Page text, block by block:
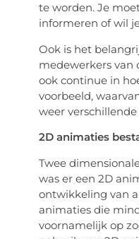
te worden. Je
informeren of wil
Ook is het
medewerkers van
ook continue in
voorbeeld,
weer
2D animaties
Twee
was er een 2D
ontwikkeling van
animaties die
voornamelijk op